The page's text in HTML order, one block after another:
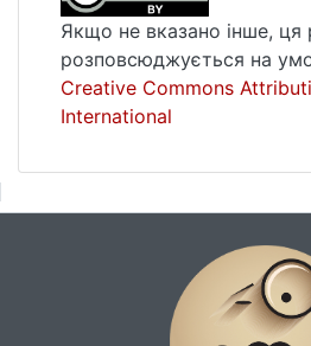
Білецький О. І. Шевченко і
західноєвропейські
давнини до сучасності / О.
Вибр. пр. : у 2 т. / О. І.
іменах і назвах //
культури Стародавньої
Львів, 1988. – 200 с.
Мегела І. Історія
літератури / І. Мегела. –
Якщо не вказано інше, ця
розповсюджується на
Creative Commons
International